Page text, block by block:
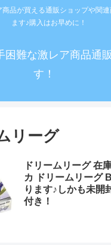
品が買える通販ショップや関
ます♪購入はお早めに！
困難な激レア商品通
す！
リーグ
ドリームリーグ 在
カ ドリームリーグ
ります♪しかも未開
付き！